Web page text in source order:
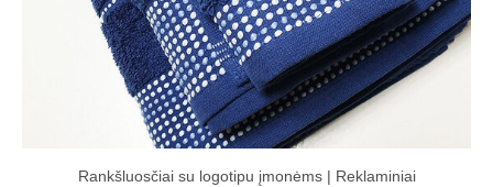
Rankšluosčiai su logotipu įmonėms | Reklaminiai